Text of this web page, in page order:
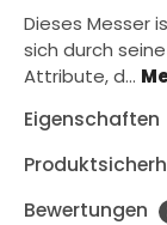
Dieses Messer
sich durch
Attribute, d…
Eigenschaften
Bewertungen